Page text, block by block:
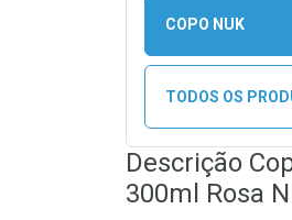
COPO NUK
TODOS OS
Descrição
300ml Rosa